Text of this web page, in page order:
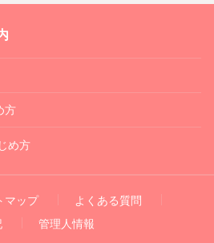
方
め方
マップ
よくある質問
管理人情報